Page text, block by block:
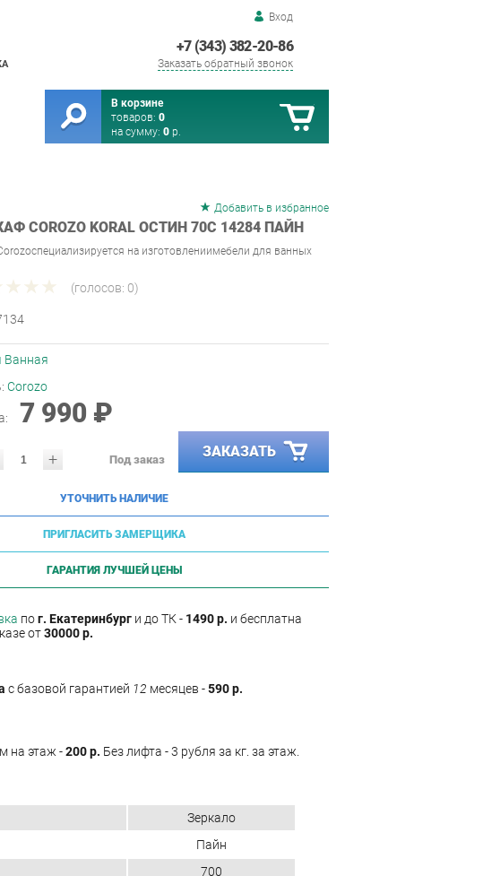
Вход
+7 (343) 382-20-86
Заказать обратный звонок
В корзине
товаров: 0
на сумму: 0 р.
Добавить в избранное
COROZO KORAL ОСТИН 70C 14284 ПАЙН
на изготовлениимебели для ванных
(голосов: 0)
Ванная
Corozo
7 990 ₽
+ Под заказ ЗАКАЗАТЬ
УТОЧНИТЬ НАЛИЧИЕ
ПРИГЛАСИТЬ ЗАМЕРЩИКА
ГАРАНТИЯ ЛУЧШЕЙ ЦЕНЫ
пог. Екатеринбург и до ТК - 1490 р. и бесплатна
от30000 р.
с базовой гарантией 12 месяцев -590 р.
на этаж -200 р. Без лифта - 3 рубля за кг. за этаж.
Зеркало
Пайн
700